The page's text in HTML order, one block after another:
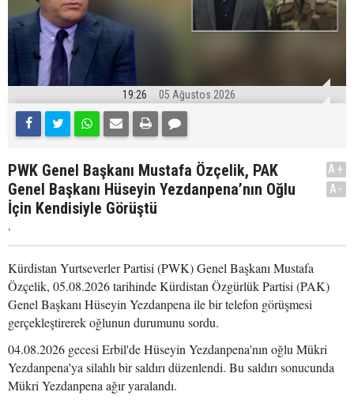
19:26 05 Ağustos 2026
PWK Genel Başkanı Mustafa Özçelik, PAK
Genel Başkanı Hüseyin Yezdanpena’nın Oğlu
İçin Kendisiyle Görüştü
.
A+
A-
Kürdistan Yurtseverler Partisi (PWK) Genel Başkanı Mustafa
Özçelik, 05.08.2026 tarihinde Kürdistan Özgürlük Partisi (PAK)
Genel Başkanı Hüseyin Yezdanpena ile bir telefon görüşmesi
gerçekleştirerek oğlunun durumunu sordu.
04.08.2026 gecesi Erbil'de Hüseyin Yezdanpena'nın oğlu Mükri
Yezdanpena'ya silahlı bir saldırı düzenlendi. Bu saldırı sonucunda
Mükri Yezdanpena ağır yaralandı.